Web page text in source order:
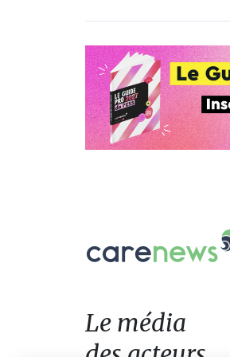
Le
acteurs
de
l'engagement
Le média